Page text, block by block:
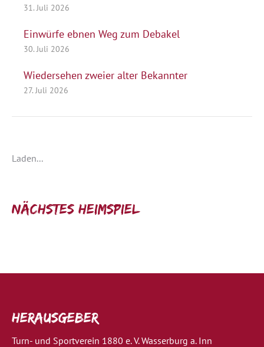
31. Juli 2026
Einwürfe ebnen Weg zum Debakel
30. Juli 2026
Wiedersehen zweier alter Bekannter
27. Juli 2026
Laden...
Nächstes Heimspiel
Herausgeber
Turn- und Sportverein 1880 e. V. Wasserburg a. Inn